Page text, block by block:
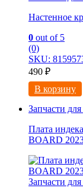
Настенное
0 out of 5
(0)
SKU:
490 ₽
В корзину
Запчасти
Плата
BOARD
Запчасти